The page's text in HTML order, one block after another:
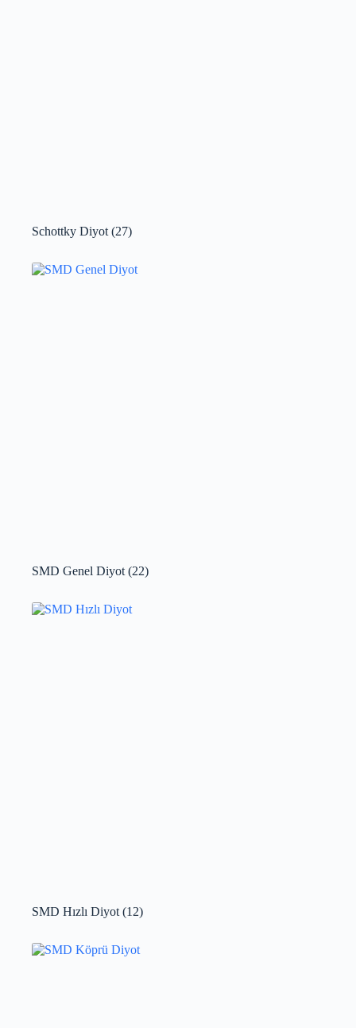
Schottky Diyot (27)
SMD Genel Diyot (22)
SMD Hızlı Diyot (12)